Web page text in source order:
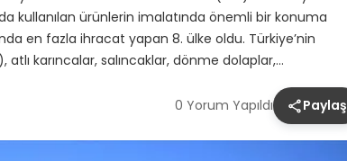
kullanılan ürünlerin imalatında önemli bir konuma
en fazla ihracat yapan 8. ülke oldu. Türkiye’nin
karıncalar, salıncaklar, dönme dolaplar,…
0 Yorum Yapıldı Paylaş